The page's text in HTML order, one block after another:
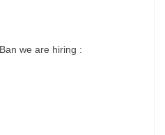
we are hiring :